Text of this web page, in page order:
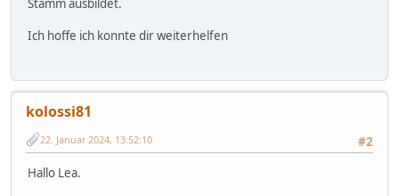
Ich hoffe ich konnte dir weiterhelfen
kolossi81
#2
22. Januar 2024, 13:52:10
Hallo Lea.